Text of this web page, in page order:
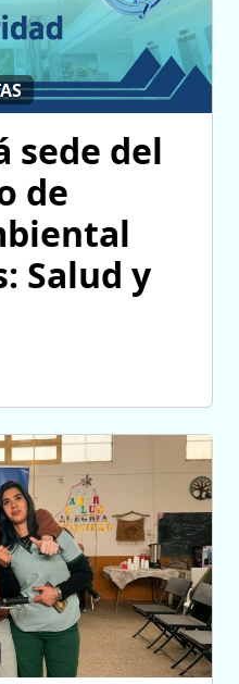
sede del
de
Salud y